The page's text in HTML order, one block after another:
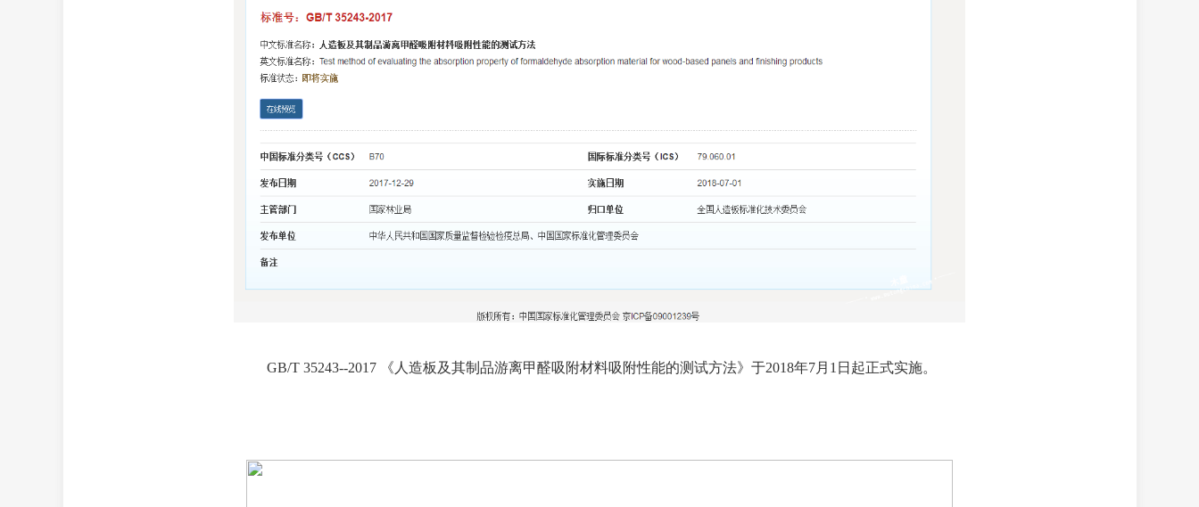
GB/T 35243--2017 《人造板及其制品游离甲醛吸附材料吸附性能的测试方法》于2018年7月1日起正式实施。